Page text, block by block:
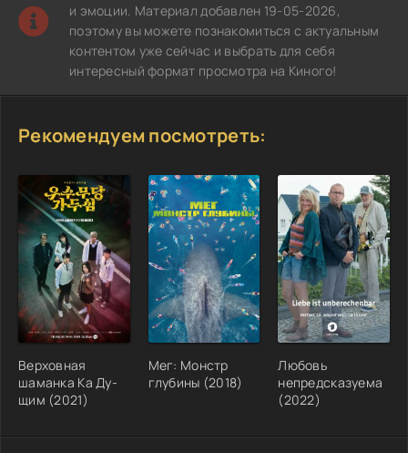
и эмоции. Материал добавлен 19-05-2026,
поэтому вы можете познакомиться с актуальным
контентом уже сейчас и выбрать для себя
интересный формат просмотра на Киного!
Рекомендуем посмотреть:
Верховная
шаманка Ка Ду-
щим (2021)
Мег: Монстр
глубины (2018)
Любовь
непредсказуема
(2022)